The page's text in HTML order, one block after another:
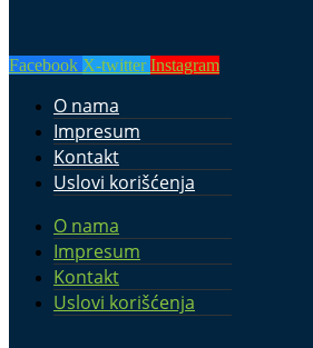
Facebook X-twitter Instagram
O nama
Impresum
Kontakt
Uslovi korišćenja
O nama
Impresum
Kontakt
Uslovi korišćenja